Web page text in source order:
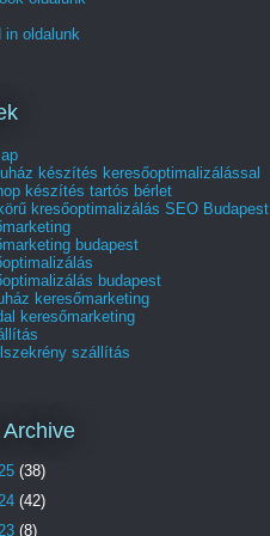
in oldalunk
készítés keresőoptimalizálással
készítés tartós bérlet
kresőoptimalizálás SEO Budapest
budapest
budapest
keresőmarketing
keresőmarketing
szállítás
(38)
(42)
(8)